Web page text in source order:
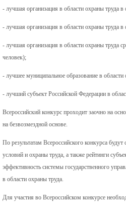
- лучшая организация в области охраны труда в
- лучшая организация в области охраны труда в
- лучшая организация в области охраны труда
человек);
- лучшее муниципальное образование в области
- лучший субъект Российской Федерации в
Всероссийский конкурс проходит заочно на
на безвозмездной основе.
По результатам Всероссийского конкурса
условий и охраны труда, а также рейтинги
эффективность системы государственного
в области охраны труда.
Для участия во Всероссийском конкурсе